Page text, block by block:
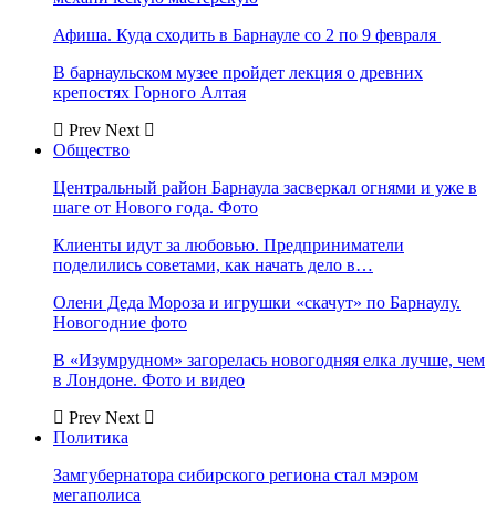
Афиша. Куда сходить в Барнауле со 2 по 9 февраля
В барнаульском музее пройдет лекция о древних
крепостях Горного Алтая
Prev Next
Общество
Центральный район Барнаула засверкал огнями и уже в
шаге от Нового года. Фото
Клиенты идут за любовью. Предприниматели
поделились советами, как начать дело в…
Олени Деда Мороза и игрушки «скачут» по Барнаулу.
Новогодние фото
В «Изумрудном» загорелась новогодняя елка лучше, чем
в Лондоне. Фото и видео
Prev Next
Политика
Замгубернатора сибирского региона стал мэром
мегаполиса